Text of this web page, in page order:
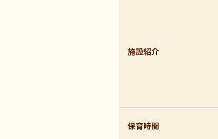
施設紹介
保育時間